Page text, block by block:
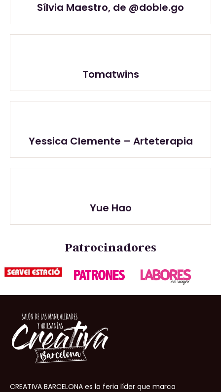
Sílvia Maestro, de @doble.go
Tomatwins
Yessica Clemente – Arteterapia
Yue Hao
Patrocinadores
CREATIVA BARCELONA es la feria líder que marca